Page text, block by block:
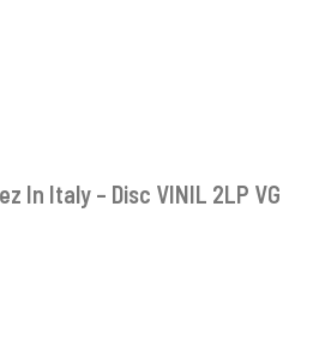
In Italy – Disc VINIL 2LP VG